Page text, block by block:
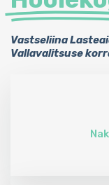
Vastseliina
Vallavalitsuse